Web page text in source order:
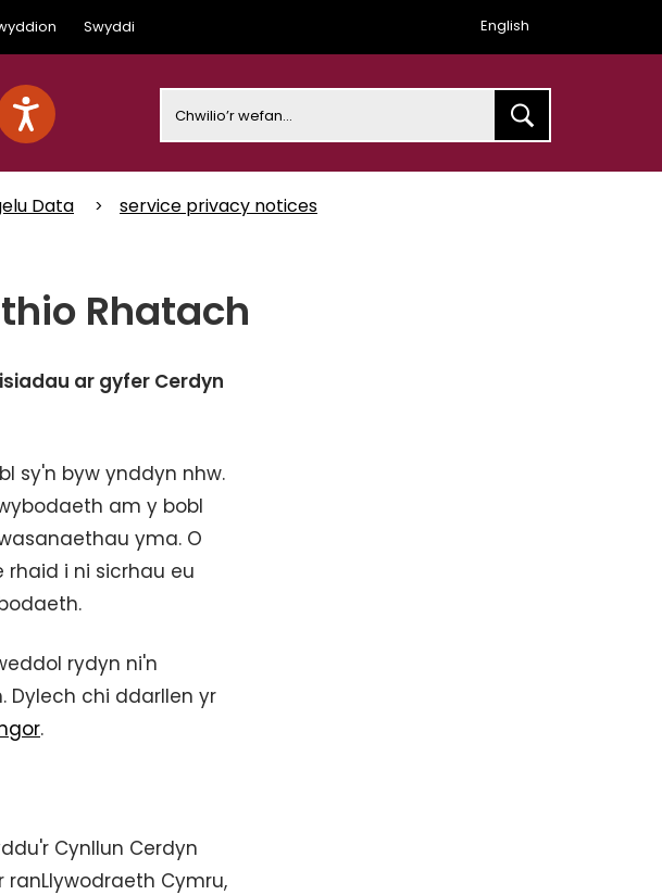
Swyddi English
Data service privacy notices
Rhatach
ar gyfer Cerdyn
sy'n byw ynddyn nhw.
am y bobl
yma. O
i ni sicrhau eu
rydyn ni'n
Dylech chi ddarllen yr
.
Cynllun Cerdyn
Cymru,